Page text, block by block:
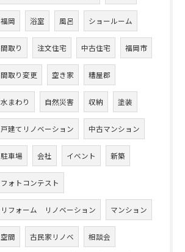
福岡 浴室 風呂 ショールーム
間取り 注文住宅 中古住宅 福岡市
間取り変更 空き家 糟屋郡
水まわり 自然災害 収納 塗装
戸建てリノベーション 中古マンション
駐車場 会社 イベント 新築
フォトコンテスト
リフォーム リノベーション マンション
空間 古民家リノベ 相談会